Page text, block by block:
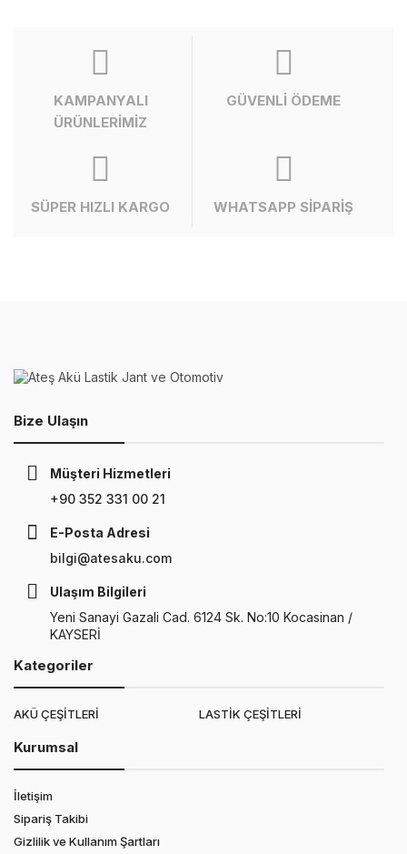
KAMPANYALI
ÜRÜNLERİMİZ
GÜVENLİ ÖDEME
SÜPER HIZLI KARGO WHATSAPP SİPARİŞ
Bize Ulaşın
Müşteri Hizmetleri
+90 352 331 00 21
E-Posta Adresi
bilgi@atesaku.com
Ulaşım Bilgileri
Yeni Sanayi Gazali Cad. 6124 Sk. No:10 Kocasinan /
KAYSERİ
Kategoriler
AKÜ ÇEŞİTLERİ LASTİK ÇEŞİTLERİ
Kurumsal
İletişim
Sipariş Takibi
Gizlilik ve Kullanım Şartları